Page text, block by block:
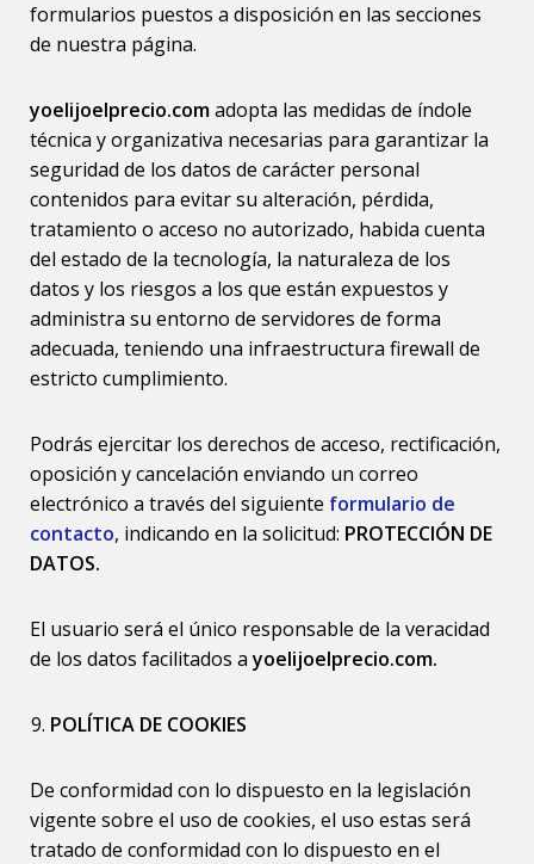
formularios puestos a disposición en las secciones
de nuestra página.
yoelijoelprecio.comadopta las medidas de índole
técnica y organizativa necesarias para garantizar la
seguridad de los datos de carácter personal
contenidos para evitar su alteración, pérdida,
tratamiento o acceso no autorizado, habida cuenta
del estado de la tecnología, la naturaleza de los
datos y los riesgos a los que están expuestos y
administra su entorno de servidores de forma
adecuada, teniendo una infraestructura firewall de
estricto cumplimiento.
Podrás ejercitar los derechos de acceso, rectificación,
oposición y cancelación enviando un correo
electrónico a través del siguiente formulario de
contacto, indicando en la solicitud: PROTECCIÓN DE
DATOS.
El usuario será el único responsable de la veracidad
de los datos facilitados ayoelijoelprecio.com.
POLÍTICA DE COOKIES
De conformidad con lo dispuesto en la legislación
vigente sobre el uso de cookies, el uso estas será
tratado de conformidad con lo dispuesto en el